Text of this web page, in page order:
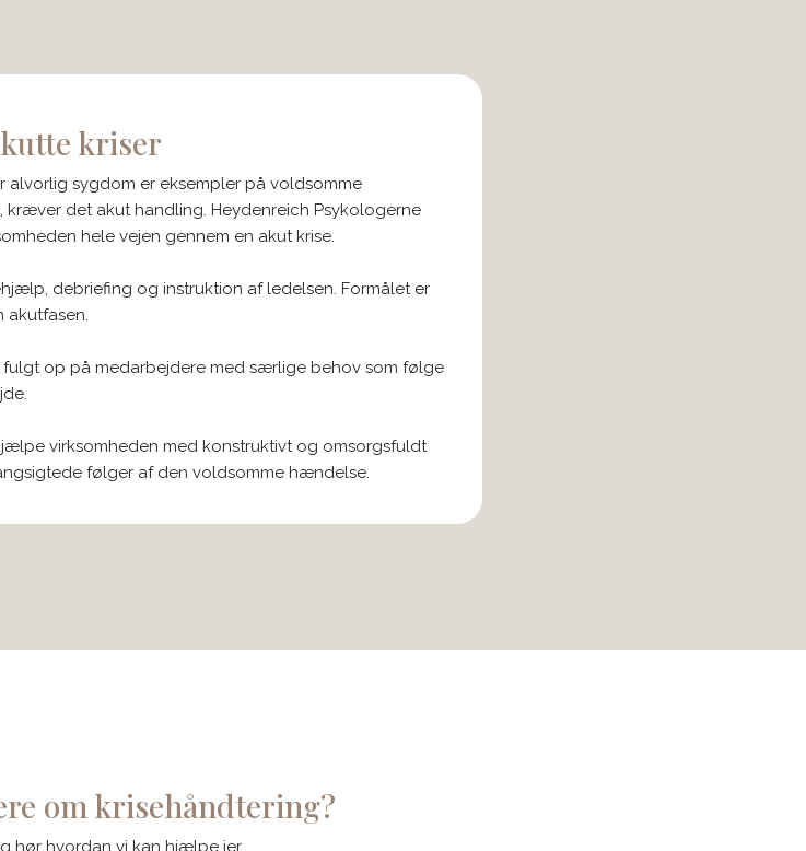
kriser
alvorlig sygdom er eksempler på voldsomme
kræver det akut handling. Heydenreich Psykologerne
hele vejen gennem en akut krise.
debriefing og instruktion af ledelsen. Formålet er
akutfasen.
fulgt op på medarbejdere med særlige behov som følge
virksomheden med konstruktivt og omsorgsfuldt
følger af den voldsomme hændelse.
om krisehåndtering?
hør hvordan vi kan hjælpe jer.